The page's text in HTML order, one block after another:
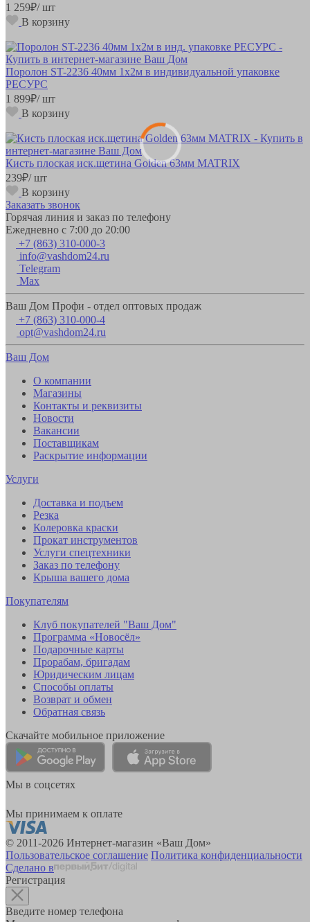
1 259₽/ шт
В корзину
Поролон ST-2236 40мм 1х2м в индивидуальной упаковке
РЕСУРС
1 899₽/ шт
В корзину
Кисть плоская иск.щетина Golden 63мм MATRIX
239₽/ шт
В корзину
Заказать звонок
Горячая линия и заказ по телефону
Ежедневно с 7:00 до 20:00
+7 (863) 310-000-3
info@vashdom24.ru
Telegram
Max
Ваш Дом Профи - отдел оптовых продаж
+7 (863) 310-000-4
opt@vashdom24.ru
Ваш Дом
О компании
Магазины
Контакты и реквизиты
Новости
Вакансии
Поставщикам
Раскрытие информации
Услуги
Доставка и подъем
Резка
Колеровка краски
Прокат инструментов
Услуги спецтехники
Заказ по телефону
Крыша вашего дома
Покупателям
Клуб покупателей "Ваш Дом"
Программа «Новосёл»
Подарочные карты
Прорабам, бригадам
Юридическим лицам
Способы оплаты
Возврат и обмен
Обратная связь
Скачайте мобильное приложение
Мы в соцсетях
Мы принимаем к оплате
© 2011-2026 Интернет-магазин «Ваш Дом»
Пользовательское соглашение Политика конфиденциальности
Сделано в
Регистрация
Введите номер телефона